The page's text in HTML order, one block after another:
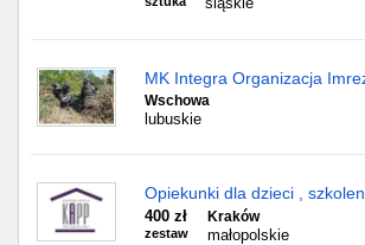
MK Integra Organizacja
Wschowa
lubuskie
Opiekunki dla dzieci ,
400 zł
zestaw
Kraków
małopolskie